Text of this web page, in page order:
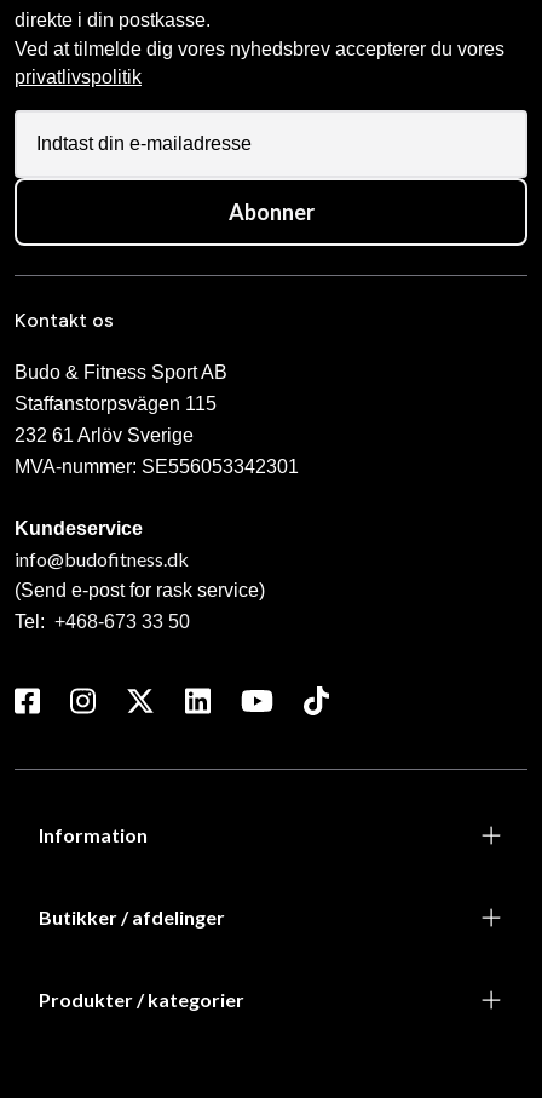
direkte i din postkasse.
Ved at tilmelde dig vores nyhedsbrev accepterer du vores
privatlivspolitik
Abonner
Kontakt os
Budo & Fitness Sport AB
Staffanstorpsvägen 115
232 61 Arlöv Sverige
MVA-nummer: SE556053342301
Kundeservice
info@budofitness.dk
(Send e-post for rask service)
Tel: +468-673 33 50
Information
Butikker / afdelinger
Produkter / kategorier